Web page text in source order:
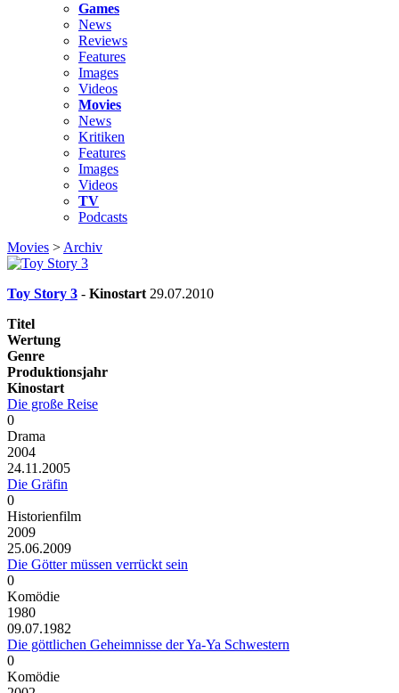
Games
News
Reviews
Features
Images
Videos
Movies
News
Kritiken
Features
Images
Videos
TV
Podcasts
Movies > Archiv
Toy Story 3 - Kinostart 29.07.2010
Titel
Wertung
Genre
Produktionsjahr
Kinostart
Die große Reise
0
Drama
2004
24.11.2005
Die Gräfin
0
Historienfilm
2009
25.06.2009
Die Götter müssen verrückt sein
0
Komödie
1980
09.07.1982
Die göttlichen Geheimnisse der Ya-Ya Schwestern
0
Komödie